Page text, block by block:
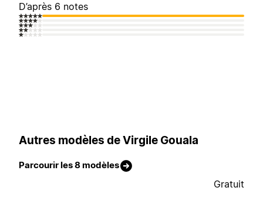
D’après 6 notes
Autres modèles de Virgile Gouala
Parcourir les 8 modèles
Gratuit